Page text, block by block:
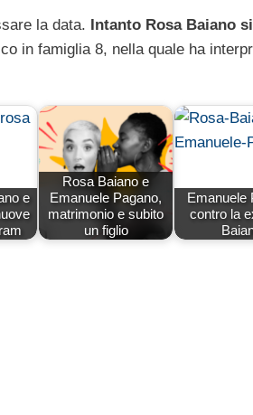
la data. Intanto Rosa Baiano
in famiglia 8, nella quale ha
e
Rosa Baiano e
Emanuele Pagano,
matrimonio e subito
un figlio
Emanuele
contro la